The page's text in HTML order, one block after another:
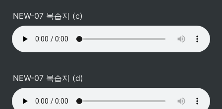
NEW-07 복습지 (c)
NEW-07 복습지 (d)